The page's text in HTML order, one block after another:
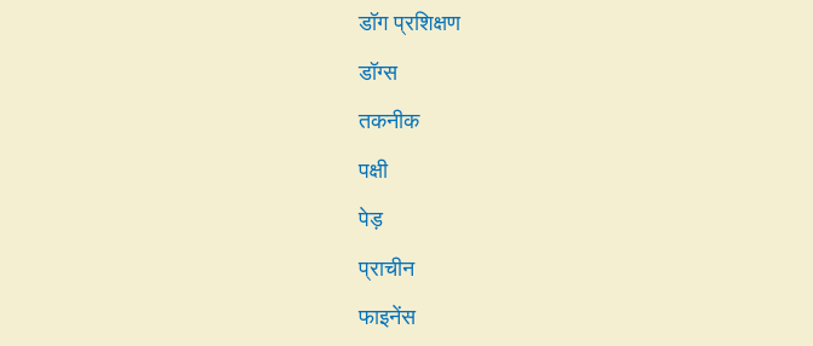
डॉग प्रशिक्षण
डॉग्स
तकनीक
पक्षी
पेड़
प्राचीन
फाइनेंस